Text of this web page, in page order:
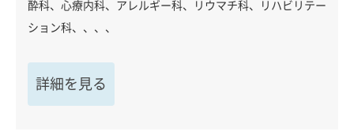
酔科、心療内科、アレルギー科、リウマチ科、リハビリテー
ション科、、、、
詳細を見る